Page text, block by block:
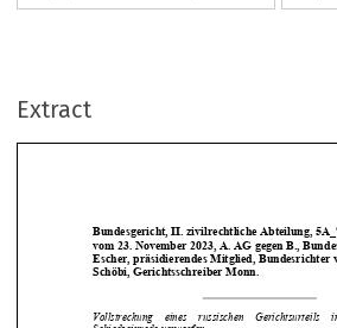
Extract



Schöbi, Gerichtsschreiber Monn.
Exécution d’un jugement russe en Suisse –